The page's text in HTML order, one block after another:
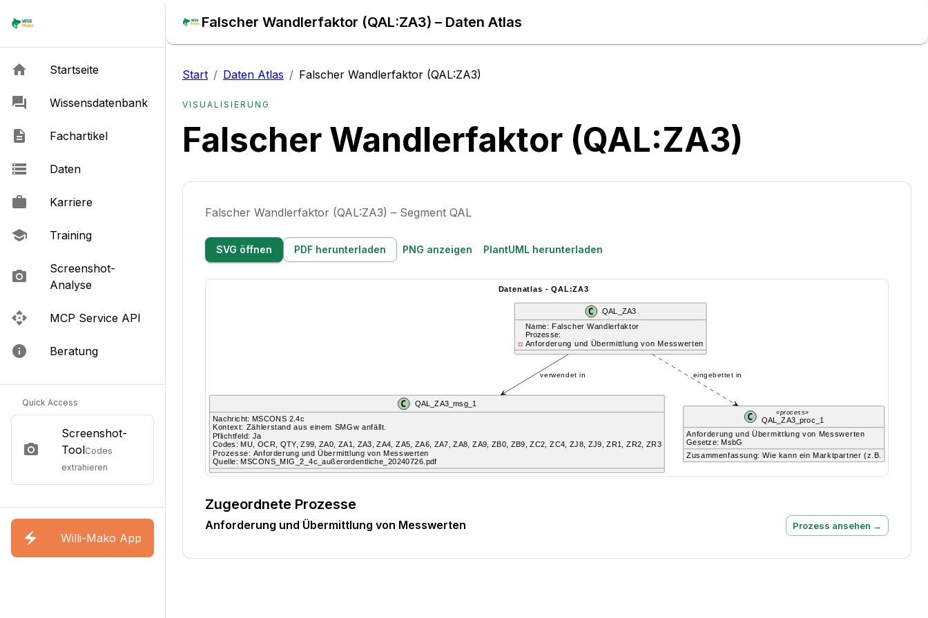
Falscher Wandlerfaktor (QAL:ZA3) – Daten Atlas
Startseite
Wissensdatenbank
Fachartikel
Daten
Karriere
Training
Screenshot-
Analyse
MCP Service API
Beratung
Quick Access
Screenshot-
ToolCodes
extrahieren
Willi-Mako App
Start / Daten Atlas / Falscher Wandlerfaktor (QAL:ZA3)
VISUALISIERUNG
Falscher Wandlerfaktor (QAL:ZA3)
Falscher Wandlerfaktor (QAL:ZA3) – Segment QAL
SVG öffnen PDF herunterladen PNG anzeigen PlantUML herunterladen
Zugeordnete Prozesse
Anforderung und Übermittlung von Messwerten Prozess ansehen →